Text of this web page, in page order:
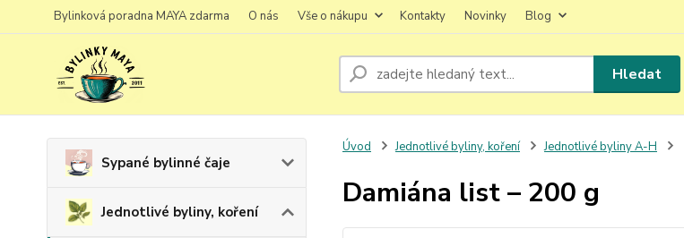
Bylinková poradna MAYA zdarma O nás Vše o nákupu Kontakty Novinky Blog
Hledat
Sypané bylinné čaje
Jednotlivé byliny, koření
Úvod Jednotlivé byliny, koření Jednotlivé byliny A-H
Damiána list – 200 g